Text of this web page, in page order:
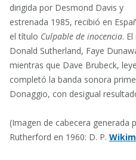
dirigida por Desmond Davis y
estrenada 1985, recibió en
el título Culpable de inocencia.
Donald Sutherland, Faye
mientras que Dave Brubeck,
completó la banda sonora
Donaggio, con desigual
(Imagen de cabecera generada
Rutherford en 1960: D. P.